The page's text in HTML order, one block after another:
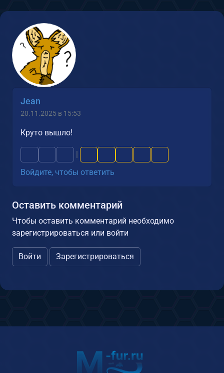
Jean
20.11.2025 в 15:53
Круто вышло!
Войдите, чтобы ответить
Оставить комментарий
Чтобы оставить комментарий необходимо
зарегистрироваться или войти
Войти Зарегистрироваться